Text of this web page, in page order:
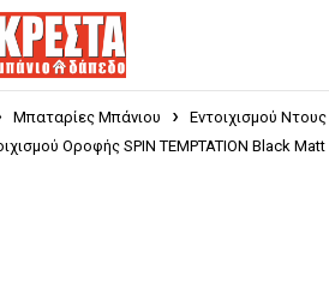
Μπαταρίες Μπάνιου
Εντοιχισμού Ντους
Οροφής SPIN TEMPTATION Black Matt